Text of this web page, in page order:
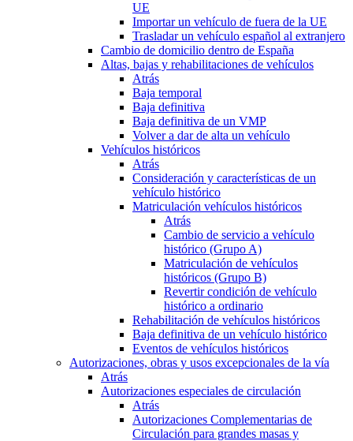
UE
Importar un vehículo de fuera de la UE
Trasladar un vehículo español al extranjero
Cambio de domicilio dentro de España
Altas, bajas y rehabilitaciones de vehículos
Atrás
Baja temporal
Baja definitiva
Baja definitiva de un VMP
Volver a dar de alta un vehículo
Vehículos históricos
Atrás
Consideración y características de un
vehículo histórico
Matriculación vehículos históricos
Atrás
Cambio de servicio a vehículo
histórico (Grupo A)
Matriculación de vehículos
históricos (Grupo B)
Revertir condición de vehículo
histórico a ordinario
Rehabilitación de vehículos históricos
Baja definitiva de un vehículo histórico
Eventos de vehículos históricos
Autorizaciones, obras y usos excepcionales de la vía
Atrás
Autorizaciones especiales de circulación
Atrás
Autorizaciones Complementarias de
Circulación para grandes masas y